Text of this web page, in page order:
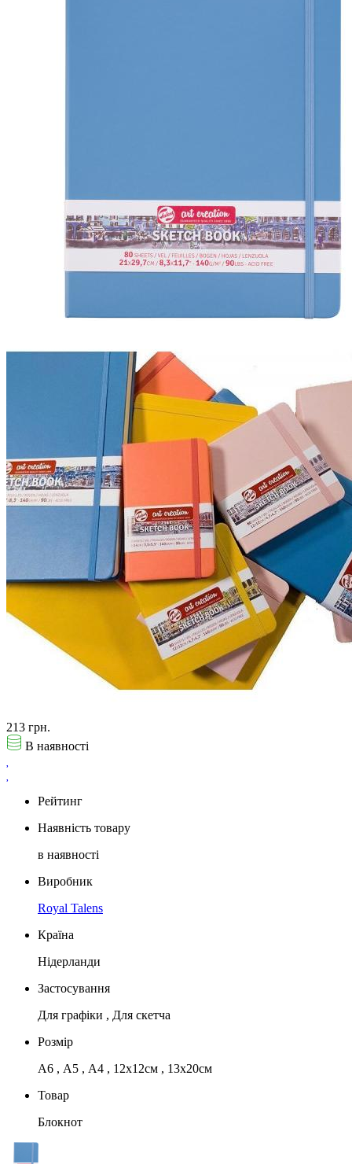
213 грн.
В наявності
Рейтинг
Наявність товару
в наявності
Виробник
Royal Talens
Країна
Нідерланди
Застосування
Для графіки , Для скетча
Розмір
А6 , А5 , А4 , 12х12см , 13х20см
Товар
Блокнот